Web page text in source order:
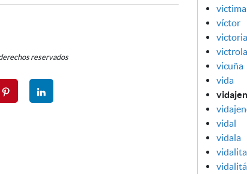
reservados
víctor
victoria
victrola
vicuña
vida
vidal
vidala
vidalita
vidalitá